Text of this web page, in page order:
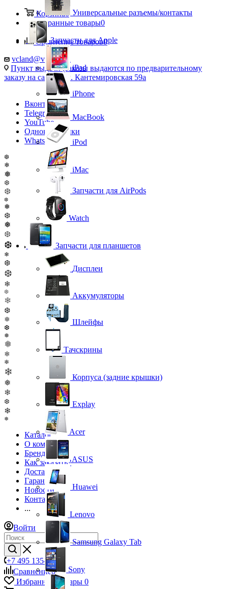
Корзина0
Избранные товары0
Сравнение товаров0
vcland@vcland.ru
Пункт выдачи (заказы выдаются по предварительному
заказу на сайте), ул. Кантемировская 59а
Вконтакте
Telegram
YouTube
Одноклассники
WhatsApp
❆
❄
❅
❆
❆
❆
❅
❆
❅
❆
❆
❄
❆
❆
❄
❆
❄
❆
❅
❆
❅
❅
❄
❄
❄
❅
❄
❆
❄
❅
Каталог
О компании
Бренды
Как заказать?
Доставка
Гарантия
Новости
Контакты
...
Войти
+7 495 135-39-43
Сравнение0
Избранные товары 0
Универсальные разъемы/контакты
Запчасти для Apple
iPad
iPhone
MacBook
iPod
iMac
Запчасти для AirPods
Watch
Запчасти для планшетов
Дисплеи
Аккумуляторы
Шлейфы
Тачскрины
Корпуса (задние крышки)
Explay
Acer
ASUS
Huawei
Lenovo
Samsung Galaxy Tab
Sony